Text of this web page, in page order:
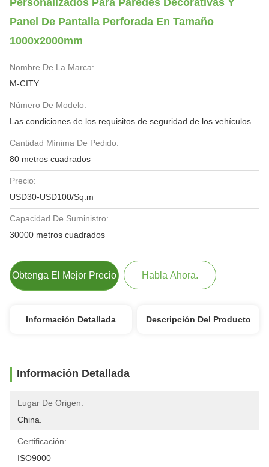
Personalizados Para Paredes Decorativas Y
Panel De Pantalla Perforada En Tamaño
1000x2000mm
Nombre De La Marca:
M-CITY
Número De Modelo:
Las condiciones de los requisitos de seguridad de los vehículos
Cantidad Mínima De Pedido:
80 metros cuadrados
Precio:
USD30-USD100/Sq.m
Capacidad De Suministro:
30000 metros cuadrados
Obtenga El Mejor Precio Habla Ahora.
Información Detallada Descripción Del Producto
Información Detallada
Lugar De Origen:
China.
Certificación:
ISO9000